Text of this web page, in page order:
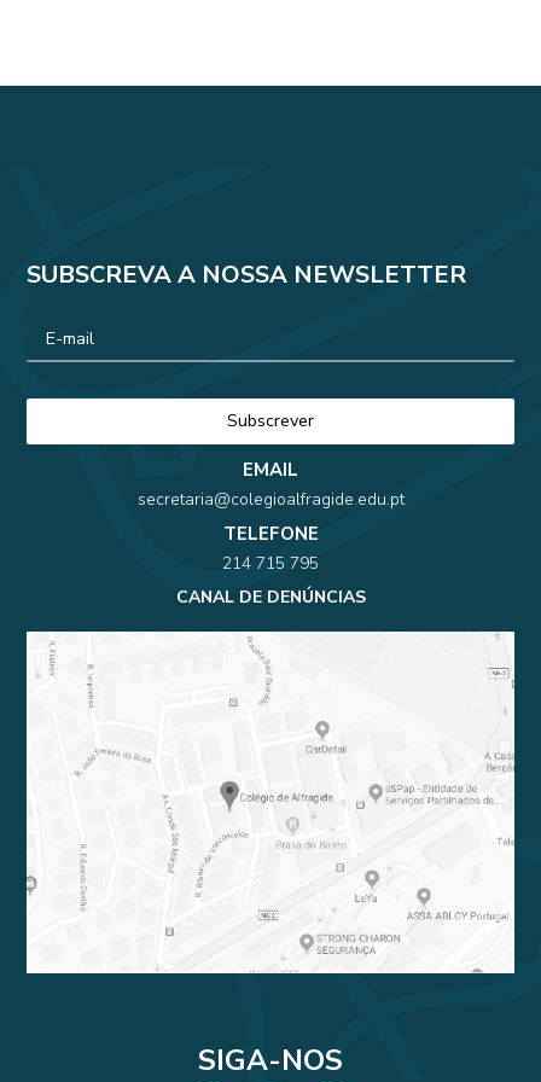
SUBSCREVA A NOSSA NEWSLETTER
EMAIL
secretaria@colegioalfragide.edu.pt
TELEFONE
214 715 795
CANAL DE DENÚNCIAS
SIGA-NOS